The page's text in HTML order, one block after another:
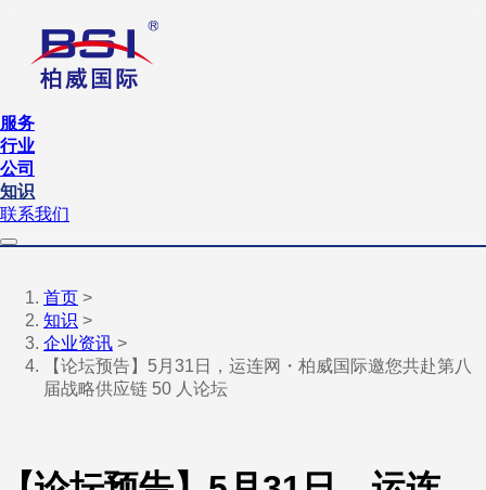
服务
行业
公司
知识
联系我们
首页 >
知识 >
企业资讯 >
【论坛预告】5月31日，运连网・柏威国际邀您共赴第八
届战略供应链 50 人论坛